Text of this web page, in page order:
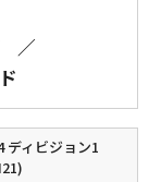
／
ディビジョン1